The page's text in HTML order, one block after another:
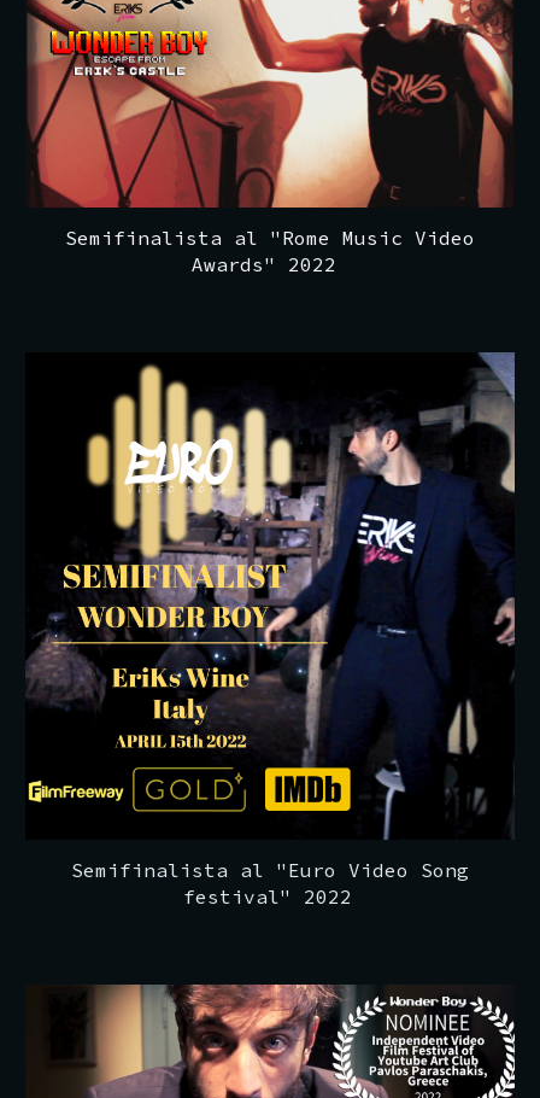
Semifinalista al "Rome Music Video
Awards" 2022
Semifinalista al "Euro Video Song
festival" 2022